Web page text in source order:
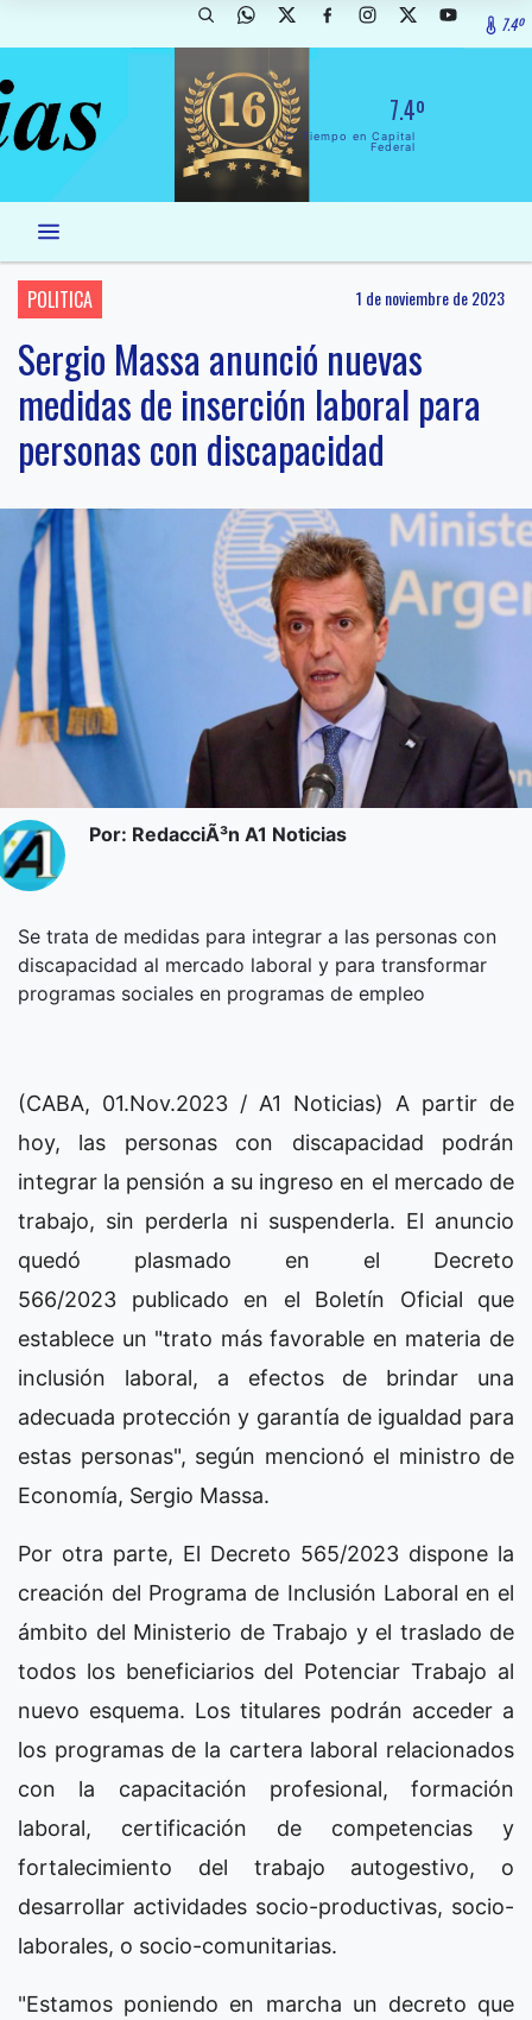
7.4º
7.4º
El Tiempo en Capital
Federal
POLITICA 1 de noviembre de 2023
Sergio Massa anunció nuevas
medidas de inserción laboral para
personas con discapacidad
Por: RedacciÃ³n A1 Noticias
Se trata de medidas para integrar a las personas con
discapacidad al mercado laboral y para transformar
programas sociales en programas de empleo
(CABA, 01.Nov.2023 / A1 Noticias) A partir de
hoy, las personas con discapacidad podrán
integrar la pensión a su ingreso en el mercado de
trabajo, sin perderla ni suspenderla. El anuncio
quedó plasmado en el Decreto
566/2023 publicado en el Boletín Oficial que
establece un "trato más favorable en materia de
inclusión laboral, a efectos de brindar una
adecuada protección y garantía de igualdad para
estas personas", según mencionó el ministro de
Economía, Sergio Massa.
Por otra parte, El Decreto 565/2023 dispone la
creación del Programa de Inclusión Laboral en el
ámbito del Ministerio de Trabajo y el traslado de
todos los beneficiarios del Potenciar Trabajo al
nuevo esquema. Los titulares podrán acceder a
los programas de la cartera laboral relacionados
con la capacitación profesional, formación
laboral, certificación de competencias y
fortalecimiento del trabajo autogestivo, o
desarrollar actividades socio-productivas, socio-
laborales, o socio-comunitarias.
"Estamos poniendo en marcha un decreto que